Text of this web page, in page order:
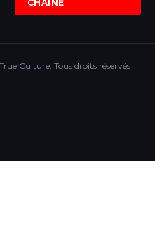
CHAÎNE
Culture, Tous droits réservés